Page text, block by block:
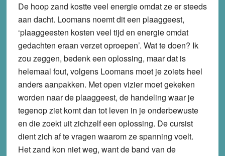
De hoop zand kostte veel energie omdat ze er steeds
aan dacht. Loomans noemt dit een plaaggeest,
‘plaaggeesten kosten veel tijd en energie omdat
gedachten eraan verzet oproepen’. Wat te doen? Ik
zou zeggen, bedenk een oplossing, maar dat is
helemaal fout, volgens Loomans moet je zoiets heel
anders aanpakken. Met open vizier moet gekeken
worden naar de plaaggeest, de handeling waar je
tegenop ziet komt dan tot leven in je onderbewuste
en die zoekt uit zichzelf een oplossing. De cursist
dient zich af te vragen waarom ze spanning voelt.
Het zand kon niet weg, want de band van de